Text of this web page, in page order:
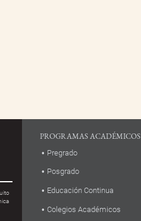
PROGRAMAS ACADÉMICOS
Pregrado
Posgrado
Educación Continua
Colegios Académicos